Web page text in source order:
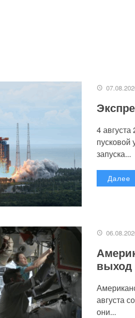
4
запуска...
Далее
выход
августа
они...